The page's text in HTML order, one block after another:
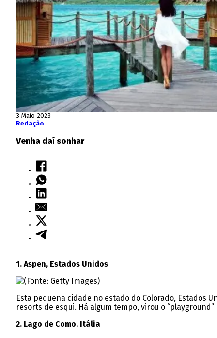
3 Maio 2023
Redação
Venha daí sonhar
1. Aspen, Estados Unidos
Esta pequena cidade no estado do Colorado, Estados
resorts de esqui. Há algum tempo, virou o
2. Lago de Como, Itália